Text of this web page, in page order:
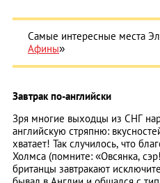
Самые интересные места
Афины»
Завтрак по-английски
Зря многие выходцы из СНГ
английскую стряпню:
хватает! Так случилось, что
Холмса (помните: «Овсянка,
британцы завтракают